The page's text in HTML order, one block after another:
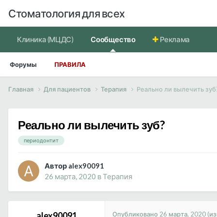
Стоматология для всех
Клиника (МЦДС) Сообщество
Форумы ПРАВИЛА
Реклама
Главная Для пациентов Терапия Реально ли вылечить
Реально ли вылечить зуб?
периодонтит
Автор alex90091
26 марта, 2020 вТерапия
Опубликовано 26 марта, 2020